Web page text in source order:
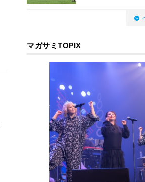
マガサミTOPIX